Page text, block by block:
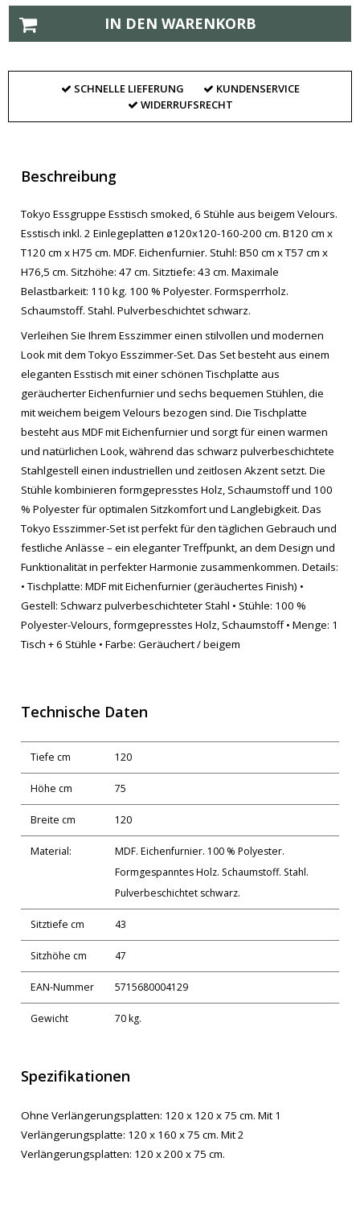
IN DEN WARENKORB
SCHNELLE LIEFERUNG
KUNDENSERVICE
WIDERRUFSRECHT
Beschreibung
Tokyo Essgruppe Esstisch smoked, 6 Stühle aus beigem Velours.
Esstisch inkl. 2 Einlegeplatten ø120x120-160-200 cm. B120 cm x
T120 cm x H75 cm. MDF. Eichenfurnier. Stuhl: B50 cm x T57 cm x
H76,5 cm. Sitzhöhe: 47 cm. Sitztiefe: 43 cm. Maximale
Belastbarkeit: 110 kg. 100 % Polyester. Formsperrholz.
Schaumstoff. Stahl. Pulverbeschichtet schwarz.
Verleihen Sie Ihrem Esszimmer einen stilvollen und modernen
Look mit dem Tokyo Esszimmer-Set. Das Set besteht aus einem
eleganten Esstisch mit einer schönen Tischplatte aus
geräucherter Eichenfurnier und sechs bequemen Stühlen, die
mit weichem beigem Velours bezogen sind. Die Tischplatte
besteht aus MDF mit Eichenfurnier und sorgt für einen warmen
und natürlichen Look, während das schwarz pulverbeschichtete
Stahlgestell einen industriellen und zeitlosen Akzent setzt. Die
Stühle kombinieren formgepresstes Holz, Schaumstoff und 100
% Polyester für optimalen Sitzkomfort und Langlebigkeit. Das
Tokyo Esszimmer-Set ist perfekt für den täglichen Gebrauch und
festliche Anlässe – ein eleganter Treffpunkt, an dem Design und
Funktionalität in perfekter Harmonie zusammenkommen. Details:
• Tischplatte: MDF mit Eichenfurnier (geräuchertes Finish) •
Gestell: Schwarz pulverbeschichteter Stahl • Stühle: 100 %
Polyester-Velours, formgepresstes Holz, Schaumstoff • Menge: 1
Tisch + 6 Stühle • Farbe: Geräuchert / beigem
Technische Daten
Tiefe cm 120
Höhe cm 75
Breite cm 120
Material:
MDF. Eichenfurnier. 100 % Polyester.
Formgespanntes Holz. Schaumstoff. Stahl.
Pulverbeschichtet schwarz.
Sitztiefe cm 43
Sitzhöhe cm 47
EAN-Nummer 5715680004129
Gewicht 70 kg.
Spezifikationen
Ohne Verlängerungsplatten: 120 x 120 x 75 cm. Mit 1
Verlängerungsplatte: 120 x 160 x 75 cm. Mit 2
Verlängerungsplatten: 120 x 200 x 75 cm.